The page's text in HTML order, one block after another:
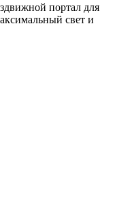
портал для
свет и